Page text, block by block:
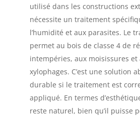
utilisé dans les constructions
nécessite un traitement
l’humidité et aux parasites. Le
permet au bois de classe 4 de
intempéries, aux moisissures et
xylophages. C’est une solution
durable si le traitement est
appliqué. En termes
reste naturel, bien qu’il puisse